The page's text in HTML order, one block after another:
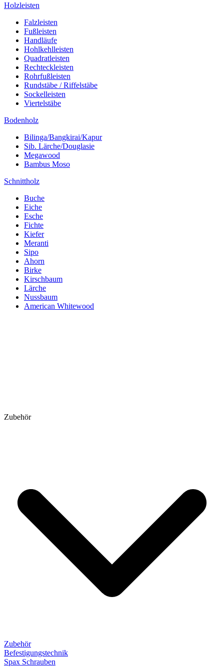
Holzleisten
Falzleisten
Fußleisten
Handläufe
Hohlkehlleisten
Quadratleisten
Rechteckleisten
Rohrfußleisten
Rundstäbe / Riffelstäbe
Sockelleisten
Viertelstäbe
Bodenholz
Bilinga/Bangkirai/Kapur
Sib. Lärche/Douglasie
Megawood
Bambus Moso
Schnittholz
Buche
Eiche
Esche
Fichte
Kiefer
Meranti
Sipo
Ahorn
Birke
Kirschbaum
Lärche
Nussbaum
American Whitewood
Zubehör
Zubehör
Befestigungstechnik
Spax Schrauben